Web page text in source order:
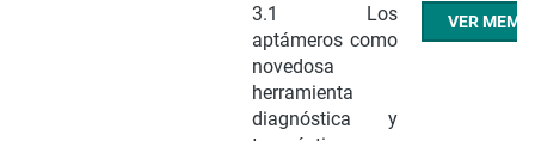
3.1 Los
aptámeros como
novedosa
herramienta
diagnóstica y
VER